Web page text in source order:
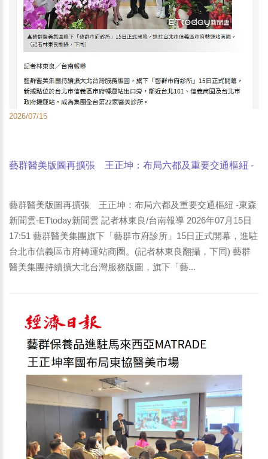
2026/07/15
藝群醫美版圖再擴張 王正坤：布局六都及重要交通樞紐 -
藝群醫美版圖再擴張 王正坤：布局六都及重要交通樞紐 -東森
新聞雲-ETtoday新聞雲 記者林東良/台南報導 2026年07月15日
17:51 藝群醫美集團旗下「藝群市府診所」15日正式開幕，進駐
台北市信義區市府轉運站商圈。(記者林東良翻攝，下同) 藝群
醫美集團持續擴大北台灣服務版圖，旗下「藝...